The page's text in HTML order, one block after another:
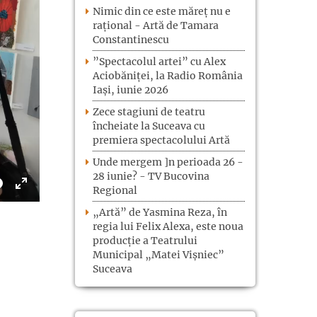
Toggle
Fullscreen
Nimic din ce este măreț nu e
rațional - Artă de Tamara
Constantinescu
”Spectacolul artei” cu Alex
Aciobăniței, la Radio România
Iași, iunie 2026
Zece stagiuni de teatru
încheiate la Suceava cu
premiera spectacolului Artă
Unde mergem ]n perioada 26 -
28 iunie? - TV Bucovina
Regional
„Artă” de Yasmina Reza, în
regia lui Felix Alexa, este noua
producție a Teatrului
Municipal „Matei Vișniec”
Suceava